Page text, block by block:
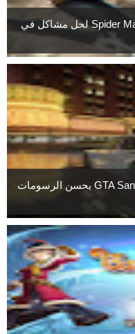
تحديث جديد للعبة Spider Man Miles Morales لحل مشاكل في
مود جديد تحصل عليه لعبة GTA San Andreas يحسن الرسومات